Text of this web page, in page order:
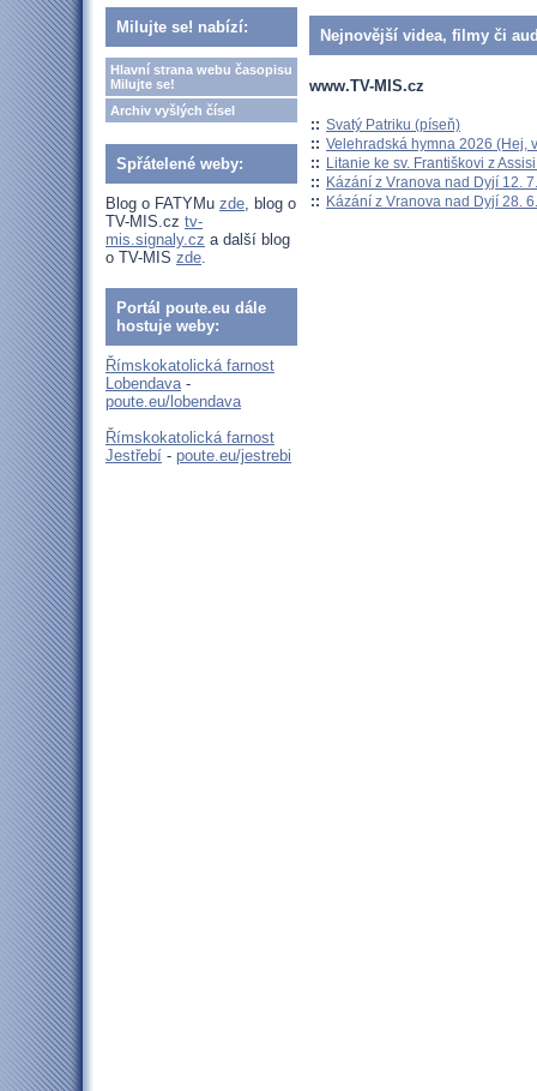
Milujte se! nabízí:
Hlavní strana webu časopisu
Milujte se!
Archiv vyšlých čísel
Spřátelené weby:
Blog o FATYMu zde, blog o
TV-MIS.cz tv-
mis.signaly.cz a další blog
o TV-MIS zde.
Portál poute.eu dále
hostuje weby:
Římskokatolická farnost
Lobendava-
poute.eu/lobendava
Římskokatolická farnost
Jestřebí - poute.eu/jestrebi
Nejnovější videa, filmy či
www.TV-MIS.cz
:: Svatý Patriku (píseň)
:: Velehradská hymna 2026 (Hej,
:: Litanie ke sv. Františkovi z
:: Kázání z Vranova nad Dyjí 12.
:: Kázání z Vranova nad Dyjí 28.